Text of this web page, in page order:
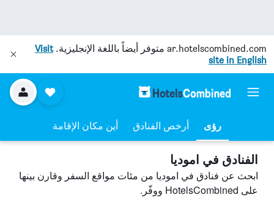
ar.hotelscombined.com متوفر أيضاً باللغة الإنجليزية.Visit
site in English
رؤى أرخص الفنادق أين مكان الإقامة
الفنادق في اموديا
ابحث عن فنادق في اموديا من مئات مواقع السفر وقارن بينها
على HotelsCombined ووفّر.